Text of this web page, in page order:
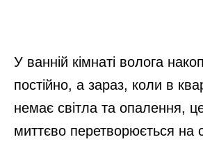
У ванній кімнаті волога
постійно, а зараз, коли в
немає світла та опалення,
миттєво перетворюється на